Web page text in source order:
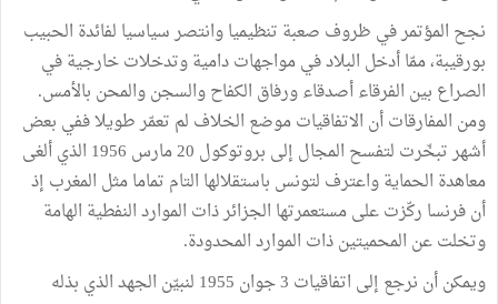
نجح المؤتمرفي ظروف صعبة تنظيمياوانتصرسياسيا لفائدة الحبيب
بورقيبة،ممّاأدخل البلادفيمواجهاتداميةوتدخلاتخارجيةفي
الصراع بين الفرقاءأصدقاءورفاق الكفاحوالسجنوالمحن بالأمس.
ومن المفارقاتأن الاتفاقياتموضع الخلاف لم تعمّرطويلاففي بعض
أشهرتبخّرت لتفسح المجال إلى بروتوكول 20مارس 1956 الذيألغى
معاهدة الحمايةواعترف لتونس باستقلالها التام تمامامثل المغرب إذ
أنفرنسا ركّزتعلىمستعمرتها الجزائرذات المواردالنفطية الهامة
وتخلتعن المحميتينذات المواردالمحدودة.
ويمكنأن نرجع إلى اتفاقيات 3جوان 1955 لنبيّن الجهدالذي بذله